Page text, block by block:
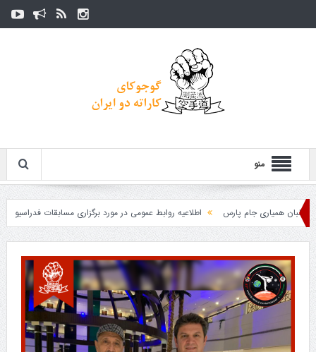
منو
همیاری جام پارس اطلاعیه روابط عمومی در مورد برگزاری مسابقات فدراسیون